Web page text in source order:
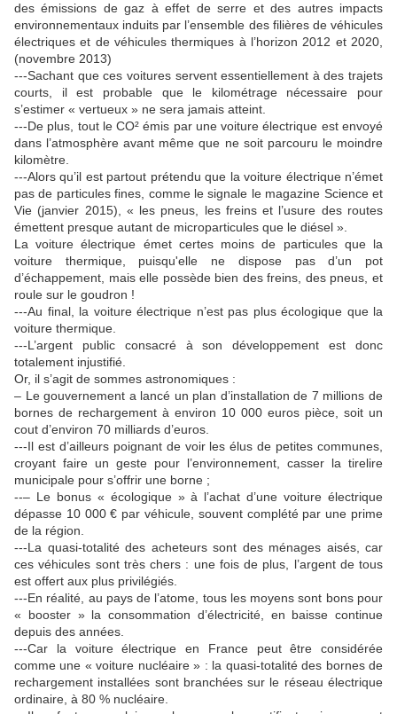
des émissions de gaz à effet de serre et des autres impacts
environnementaux induits par l’ensemble des filières de véhicules
électriques et de véhicules thermiques à l’horizon 2012 et 2020,
(novembre 2013)
---Sachant que ces voitures servent essentiellement à des trajets
courts, il est probable que le kilométrage nécessaire pour
s’estimer « vertueux » ne sera jamais atteint.
---De plus, tout le CO² émis par une voiture électrique est envoyé
dans l’atmosphère avant même que ne soit parcouru le moindre
kilomètre.
---Alors qu’il est partout prétendu que la voiture électrique n’émet
pas de particules fines, comme le signale le magazine Science et
Vie (janvier 2015), « les pneus, les freins et l’usure des routes
émettent presque autant de microparticules que le diésel ».
La voiture électrique émet certes moins de particules que la
voiture thermique, puisqu'elle ne dispose pas d’un pot
d’échappement, mais elle possède bien des freins, des pneus, et
roule sur le goudron !
---Au final, la voiture électrique n’est pas plus écologique que la
voiture thermique.
---L’argent public consacré à son développement est donc
totalement injustifié.
Or, il s’agit de sommes astronomiques :
– Le gouvernement a lancé un plan d’installation de 7 millions de
bornes de rechargement à environ 10 000 euros pièce, soit un
cout d’environ 70 milliards d’euros.
---Il est d’ailleurs poignant de voir les élus de petites communes,
croyant faire un geste pour l’environnement, casser la tirelire
municipale pour s’offrir une borne ;
--– Le bonus « écologique » à l’achat d’une voiture électrique
dépasse 10 000 € par véhicule, souvent complété par une prime
de la région.
---La quasi-totalité des acheteurs sont des ménages aisés, car
ces véhicules sont très chers : une fois de plus, l’argent de tous
est offert aux plus privilégiés.
---En réalité, au pays de l’atome, tous les moyens sont bons pour
« booster » la consommation d’électricité, en baisse continue
depuis des années.
---Car la voiture électrique en France peut être considérée
comme une « voiture nucléaire » : la quasi-totalité des bornes de
rechargement installées sont branchées sur le réseau électrique
ordinaire, à 80 % nucléaire.